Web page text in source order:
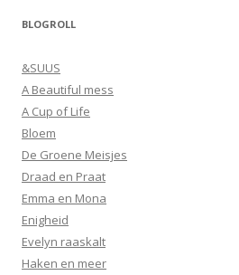
BLOGROLL
&SUUS
A Beautiful mess
A Cup of Life
Bloem
De Groene Meisjes
Draad en Praat
Emma en Mona
Enigheid
Evelyn raaskalt
Haken en meer